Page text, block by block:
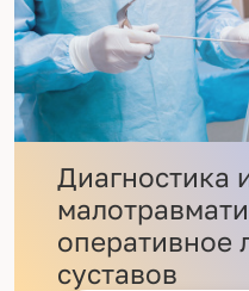
Диагностика
оперативное
суставов